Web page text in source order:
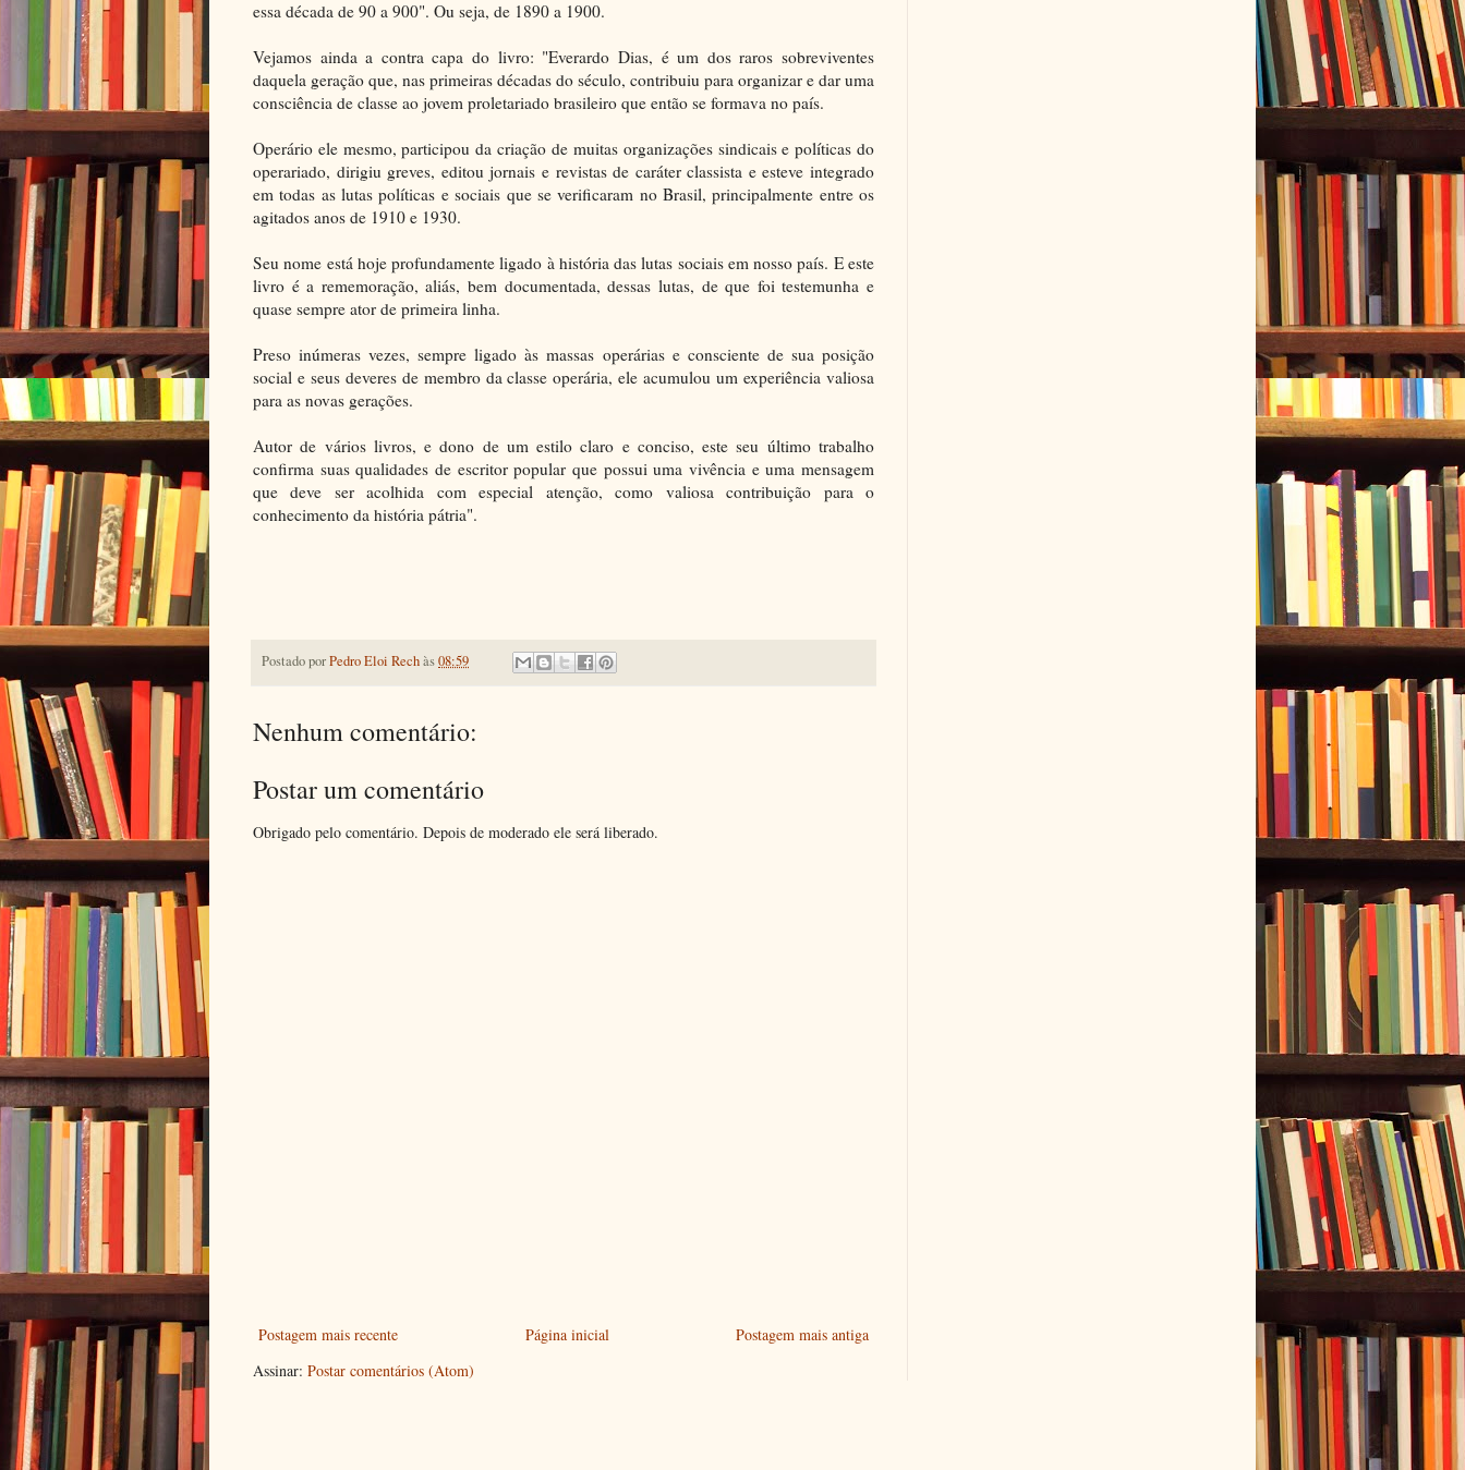
essa década de 90 a 900". Ou seja, de 1890 a 1900.
Vejamos ainda a contra capa do livro: "Everardo Dias, é um dos raros sobreviventes
daquela geração que, nas primeiras décadas do século, contribuiu para organizar e dar uma
consciência de classe ao jovem proletariado brasileiro que então se formava no país.
Operário ele mesmo, participou da criação de muitas organizações sindicais e políticas do
operariado, dirigiu greves, editou jornais e revistas de caráter classista e esteve integrado
em todas as lutas políticas e sociais que se verificaram no Brasil, principalmente entre os
agitados anos de 1910 e 1930.
Seu nome está hoje profundamente ligado à história das lutas sociais em nosso país. E este
livro é a rememoração, aliás, bem documentada, dessas lutas, de que foi testemunha e
quase sempre ator de primeira linha.
Preso inúmeras vezes, sempre ligado às massas operárias e consciente de sua posição
social e seus deveres de membro da classe operária, ele acumulou um experiência valiosa
para as novas gerações.
Autor de vários livros, e dono de um estilo claro e conciso, este seu último trabalho
confirma suas qualidades de escritor popular que possui uma vivência e uma mensagem
que deve ser acolhida com especial atenção, como valiosa contribuição para o
conhecimento da história pátria".
Postado porPedro Eloi Rechàs08:59
Nenhum comentário:
Postar um comentário
Obrigado pelo comentário. Depois de moderado ele será liberado.
Postagem mais recente Postagem mais antiga
Página inicial
Assinar: Postar comentários (Atom)